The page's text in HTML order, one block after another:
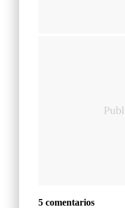
5 comentarios